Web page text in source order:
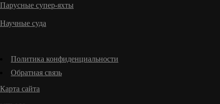
Парусные супер-яхты
Научные суда
Политика конфиденциальности
Обратная связь
Карта сайта